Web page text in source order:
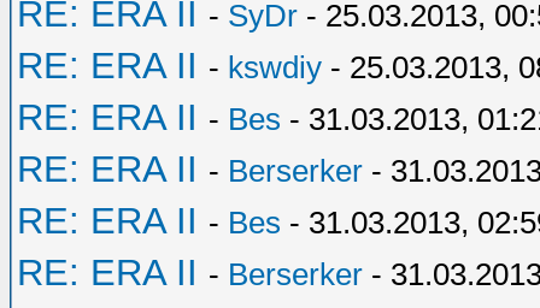
RE: ERA II - SyDr - 25.03.2013,
RE: ERA II - kswdiy - 25.03.2013,
RE: ERA II - Bes - 31.03.2013,
RE: ERA II - Berserker -
RE: ERA II - Bes - 31.03.2013,
RE: ERA II - Berserker -